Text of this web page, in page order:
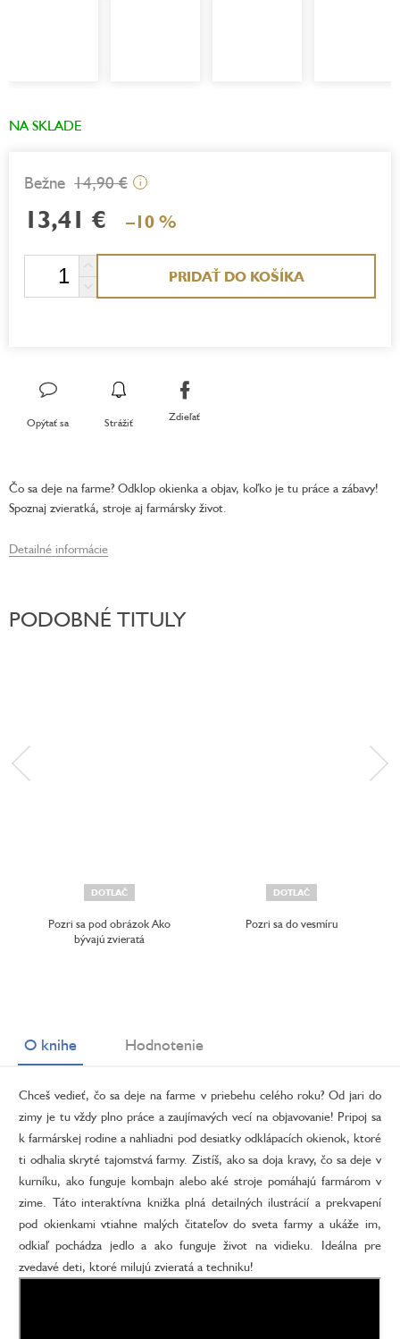
NA SKLADE
14,90 € i
13,41 € –10 %
PRIDAŤ DO KOŠÍKA
Opýtať sa Strážiť Zdieľať
Čo sa deje na farme? Odklop okienka a objav, koľko je tu práce a zábavy!
Spoznaj zvieratká, stroje aj farmársky život.
Detailné informácie
PODOBNÉ TITULY
DOTLAČ
Pozri sa pod obrázok Ako
bývajú zvieratá
DOTLAČ
Pozri sa do vesmíru
O knihe Hodnotenie
Chceš vedieť, čo sa deje na farme v priebehu celého roku? Od jari do
zimy je tu vždy plno práce a zaujímavých vecí na objavovanie! Pripoj sa
k farmárskej rodine a nahliadni pod desiatky odklápacích okienok, ktoré
ti odhalia skryté tajomstvá farmy. Zistíš, ako sa doja kravy, čo sa deje v
kurníku, ako funguje kombajn alebo aké stroje pomáhajú farmárom v
zime. Táto interaktívna knižka plná detailných ilustrácií a prekvapení
pod okienkami vtiahne malých čitateľov do sveta farmy a ukáže im,
odkiaľ pochádza jedlo a ako funguje život na vidieku. Ideálna pre
zvedavé deti, ktoré milujú zvieratá a techniku!